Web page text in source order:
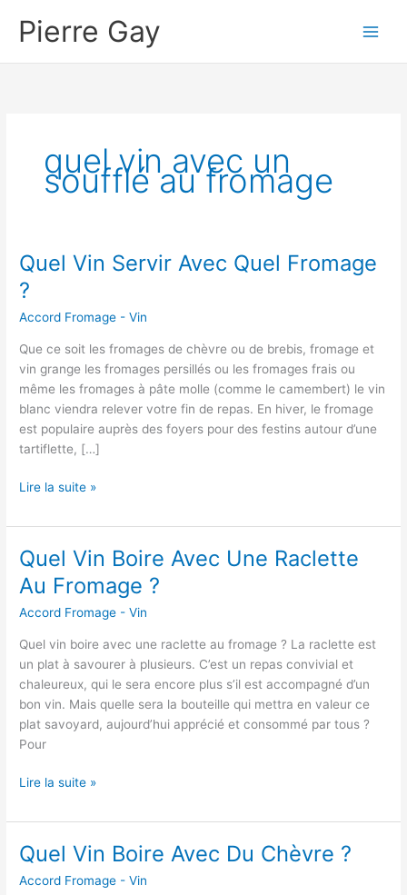
Pierre Gay
quel vin avec un
soufflé au fromage
Quel Vin Servir Avec Quel Fromage
?
Accord Fromage - Vin
Que ce soit les fromages de chèvre ou de brebis, fromage et
vin grange les fromages persillés ou les fromages frais ou
même les fromages à pâte molle (comme le camembert) le vin
blanc viendra relever votre fin de repas. En hiver, le fromage
est populaire auprès des foyers pour des festins autour d’une
tartiflette, […]
Q
e
V
i
n
e
r
v
i
r
A
e
Q
u
e
l
Lire la suite »
Quel Vin Boire Avec Une Raclette
Au Fromage ?
Accord Fromage - Vin
Quel vin boire avec une raclette au fromage ? La raclette est
un plat à savourer à plusieurs. C’est un repas convivial et
chaleureux, qui le sera encore plus s’il est accompagné d’un
bon vin. Mais quelle sera la bouteille qui mettra en valeur ce
plat savoyard, aujourd’hui apprécié et consommé par tous ?
Pour
Q
e
V
i
Lire la suite »
Quel Vin Boire Avec Du Chèvre ?
Accord Fromage - Vin